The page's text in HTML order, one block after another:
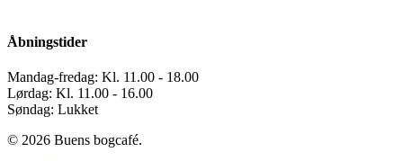
Åbningstider
Mandag-fredag: Kl. 11.00 - 18.00
Lørdag: Kl. 11.00 - 16.00
Søndag: Lukket
© 2026 Buens bogcafé.